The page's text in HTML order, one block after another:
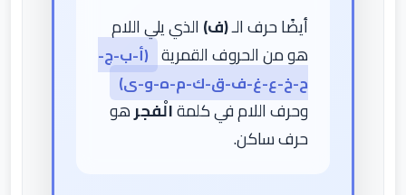
أيضًا حرف الـ(ف)الذي يلي اللام
هو من الحروف القمرية (أ-ب-ج-
ح-خ-ع-غ-ف-ق-ك-م-ه-و-ى)
وحرف اللام في كلمةالْفجرهو
حرف ساكن.